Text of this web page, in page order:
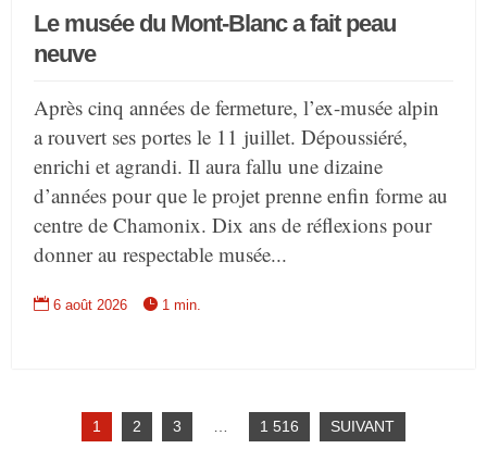
Le musée du Mont-Blanc a fait peau
neuve
Après cinq années de fermeture, l’ex-musée alpin
a rouvert ses portes le 11 juillet. Dépoussiéré,
enrichi et agrandi. Il aura fallu une dizaine
d’années pour que le projet prenne enfin forme au
centre de Chamonix. Dix ans de réflexions pour
donner au respectable musée...
 6 août 2026  1 min.
1 2 3 … 1 516 SUIVANT